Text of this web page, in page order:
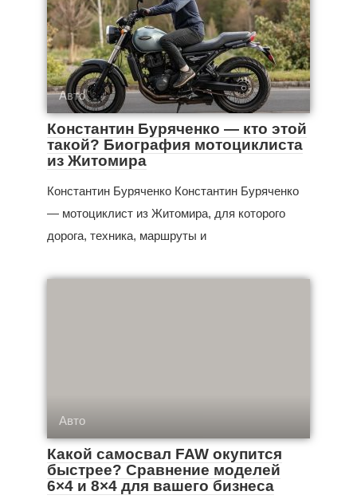
Авто
Константин Буряченко — кто этой
такой? Биография мотоциклиста
из Житомира
Константин Буряченко Константин Буряченко
— мотоциклист из Житомира, для которого
дорога, техника, маршруты и
Авто
Какой самосвал FAW окупится
быстрее? Сравнение моделей
6×4 и 8×4 для вашего бизнеса